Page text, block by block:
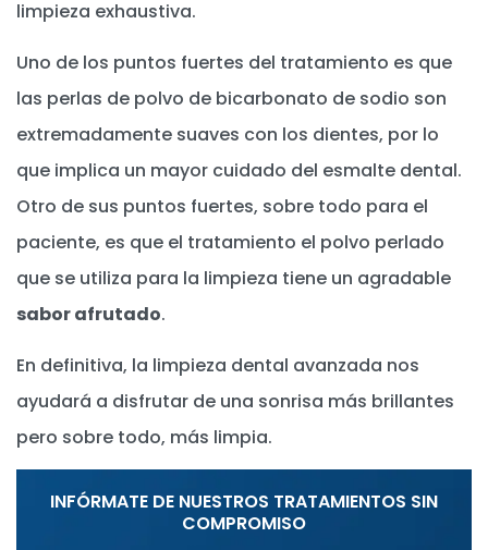
limpieza exhaustiva.
Uno de los puntos fuertes del tratamiento es que
las perlas de polvo de bicarbonato de sodio son
extremadamente suaves con los dientes, por lo
que implica un mayor cuidado del esmalte dental.
Otro de sus puntos fuertes, sobre todo para el
paciente, es que el tratamiento el polvo perlado
que se utiliza para la limpieza tiene un agradable
sabor afrutado.
En definitiva, la limpieza dental avanzada nos
ayudará a disfrutar de una sonrisa más brillantes
pero sobre todo, más limpia.
INFÓRMATE DE NUESTROS TRATAMIENTOS SIN
COMPROMISO